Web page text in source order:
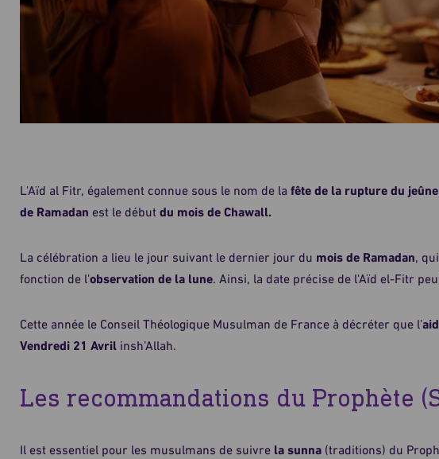
L'Aïd al Fitr, également connue sous le nom de lafête de la rupture du jeûne
de Ramadan est le débutdu mois de Chawall.
La célébration a lieu le jour suivant le dernier jour du mois de Ramadan ,
fonction de l'observation de la lune . Ainsi, la date précise de l'Aïd el-Fitr
Cette année le Conseil Théologique Musulman de France à décréter que l’
Vendredi 21 Avril insh’Allah.
Les recommandations du Prophète
Il est essentiel pour les musulmans de suivre la sunna (traditions) du